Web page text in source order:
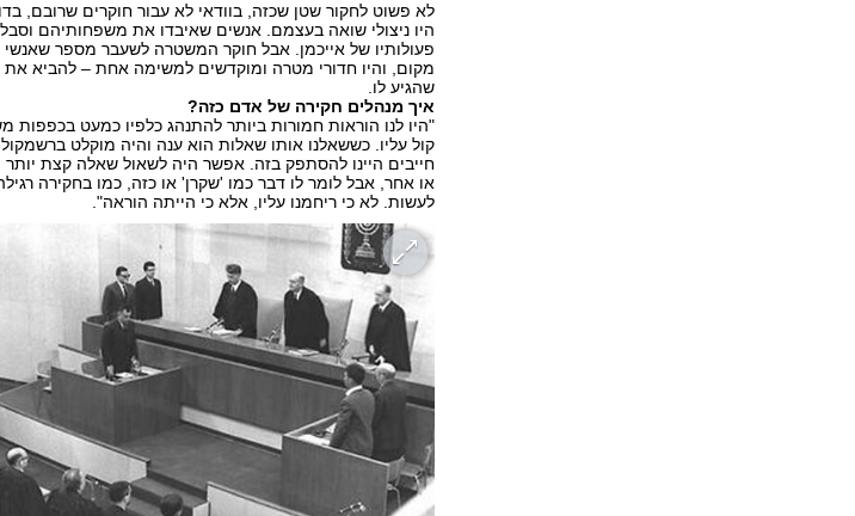
לא פשוט לחקור שטן שכזה, בוודאי לא עבור חוקרים שרובם,
היו ניצולי שואה בעצמם. אנשים שאיבדו את משפחותיהם
פעולותיו של אייכמן. אבל חוקר המשטרה לשעבר מספר שאנשי
מקום, והיו חדורי מטרה ומוקדשים למשימה אחת – להביא את
שהגיע לו.
איך מנהלים חקירה של אדם כזה?
"היו לנו הוראות חמורות ביותר להתנהג כלפיו כמעט בכפפות
קול עליו. כששאלנו אותו שאלות הוא ענה והיה מוקלט
חייבים היינו להסתפק בזה. אפשר היה לשאול שאלה קצת יותר
או אחר, אבל לומר לו דבר כמו 'שקרן' או כזה, כמו בחקירה
לעשות. לא כי ריחמנו עליו, אלא כי הייתה הוראה".